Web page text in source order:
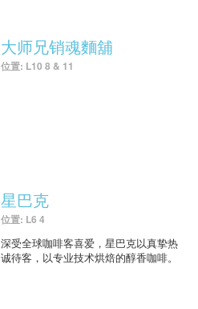
大师兄销魂麵舖
位置: L10 8 & 11
星巴克
位置: L6 4
深受全球咖啡客喜爱，星巴克以真挚热
诚待客，以专业技术烘焙的醇香咖啡。